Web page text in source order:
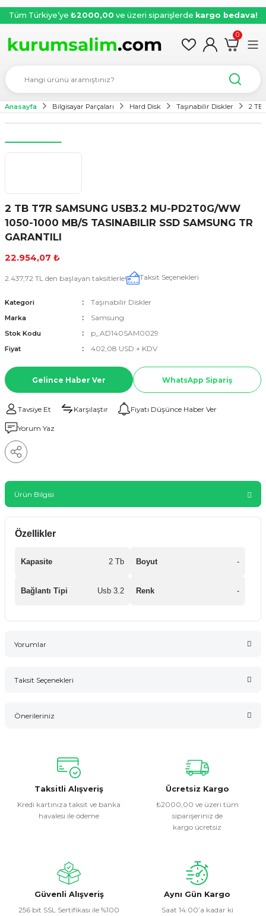
Tüm Türkiye’ye ₺2000,00 ve üzeri siparişlerde kargo bedava!
0
Anasayfa Bilgisayar Parçaları Hard Disk Taşınabilir Diskler 2 TB
2 TB T7R SAMSUNG USB3.2 MU-PD2T0G/WW
1050-1000 MB/S TASINABILIR SSD SAMSUNG TR
GARANTILI
22.954,07 ₺
2.437,72 TL den başlayan taksitlerle! Taksit Seçenekleri
Kategori Taşınabilir Diskler
Marka Samsung
Stok Kodu p_AD140SAM0029
Fiyat 402,08 USD + KDV
Gelince Haber Ver WhatsApp Sipariş
Tavsiye Et Karşılaştır Fiyatı Düşünce Haber Ver
Yorum Yaz
Ürün Bilgisi
Özellikler
Kapasite 2 Tb Boyut -
Bağlantı Tipi Usb 3.2 Renk -
Yorumlar
Taksit Seçenekleri
Önerileriniz
konularda yetersiz gördüğünüz noktaları öneri formunu
kullanarak tarafımıza iletebilirsiniz.
Görüş ve önerileriniz için teşekkür ederiz.
Ürün resmi kalitesiz, bozuk veya görüntülenemiyor.
Ürün fiyatı diğer sitelerden daha pahalı.
Bu ürüne benzer farklı alternatifler olmalı.
Taksitli Alışveriş
Kredi kartınıza taksit ve banka
havalesi ile ödeme
Ücretsiz Kargo
₺2000,00 ve üzeri tüm
siparişeriniz de
kargo ücretsiz
Güvenli Alışveriş
256 bit SSL Sertifikası ile %100
Aynı Gün Kargo
Saat 14:00’a kadar ki